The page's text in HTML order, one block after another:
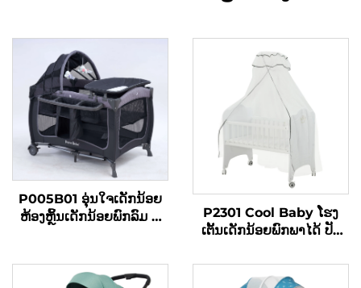
P005B01 ອຸ່ນໃຈເດັກນ້ອຍ
ຫ້ອງຫຼິ້ນເດັກນ້ອຍພົກລົມ ມີ
ເດັກນ້ອຍຍ່າງໄດ້
P2301 Cool Baby ໂຮງ
ເຕັ້ນເດັກນ້ອຍພົກພາໄດ້ ປັບ
ສູງ